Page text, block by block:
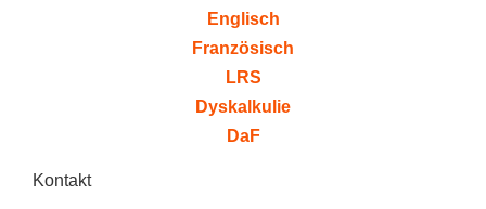
Englisch
Französisch
LRS
Dyskalkulie
DaF
Kontakt